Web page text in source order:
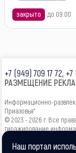
закрыто до 09:00
+7 (949) 709 17 72,
РАЗМЕЩЕНИЕ
Информационно-
Приазовья"
© 2023 - 2026 г. Все
тиражирование
Наш портал